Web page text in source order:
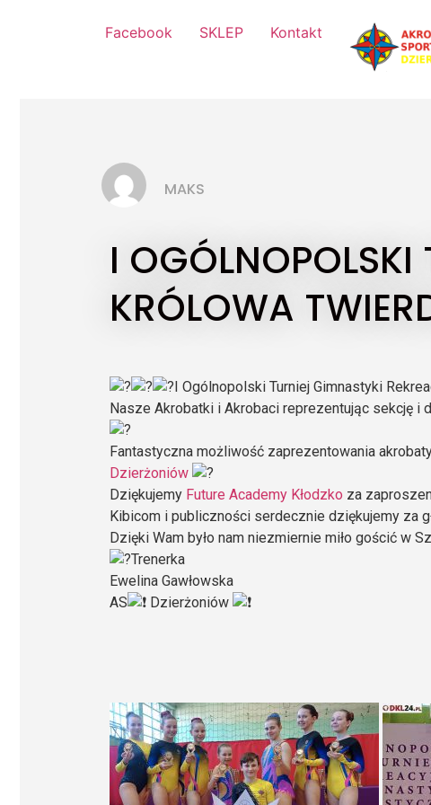
Facebook SKLEP Kontakt
MAKS
I OGÓLNOPOLSKI
KRÓLOWA
I Ogólnopolski Turniej Gimnastyki
Nasze Akrobatki i Akrobaci reprezentując sekcję
Fantastyczna możliwość zaprezentowania
Dzierżoniów
Dziękujemy Future Academy Kłodzko za
Kibicom i publiczności serdecznie dziękujemy za
Dzięki Wam było nam niezmiernie miło gościć w
Trenerka
Ewelina Gawłowska
AS
Dzierżoniów